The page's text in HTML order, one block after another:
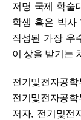
저명 국제 학술
학생 혹은 박사
작성된 가장 우
이 상을 받기는
전기및전자공
전기및전자공
저자, 전기및전